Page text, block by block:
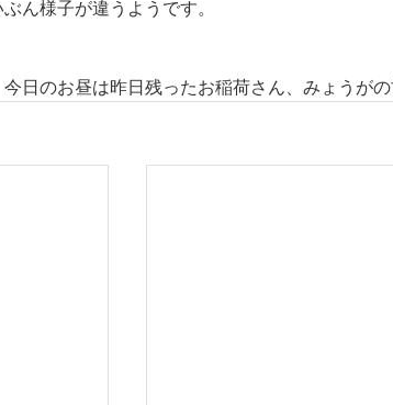
ん様子が違うようです。
は昨日残ったお稲荷さん、みょうがの甘